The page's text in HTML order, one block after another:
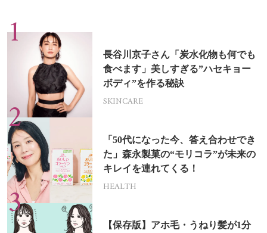
長谷川京子さん「炭水化物も何でも
食べます」美しすぎる”ハセキョー
ボディ”を作る秘訣
SKINCARE
「50代になった今、答え合わせでき
た」森永製菓の“モリコラ”が未来の
キレイを連れてくる！
HEALTH
【保存版】アホ毛・うねり髪が1分